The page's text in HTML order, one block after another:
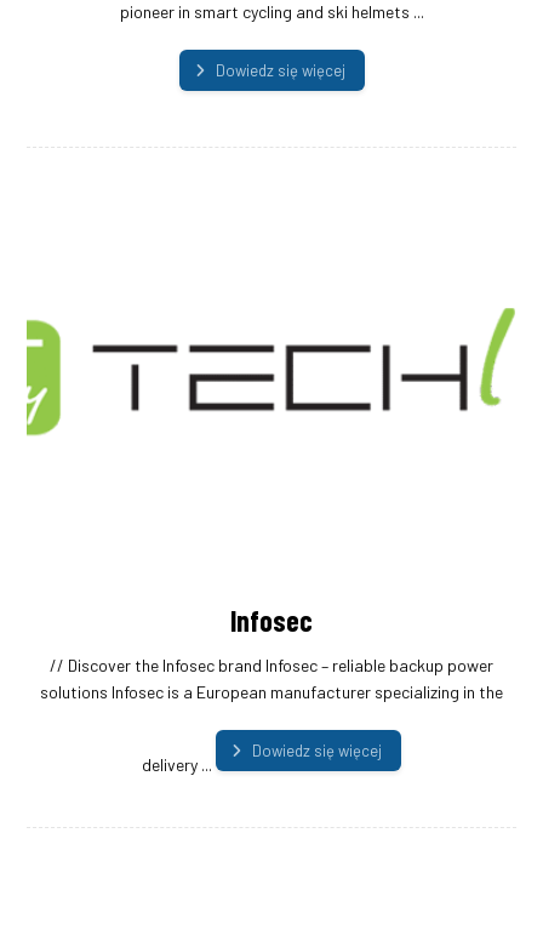
pioneer in smart cycling and ski helmets ...
Dowiedz się więcej
Infosec
// Discover the Infosec brand Infosec – reliable backup power
solutions Infosec is a European manufacturer specializing in the
delivery ...
Dowiedz się więcej